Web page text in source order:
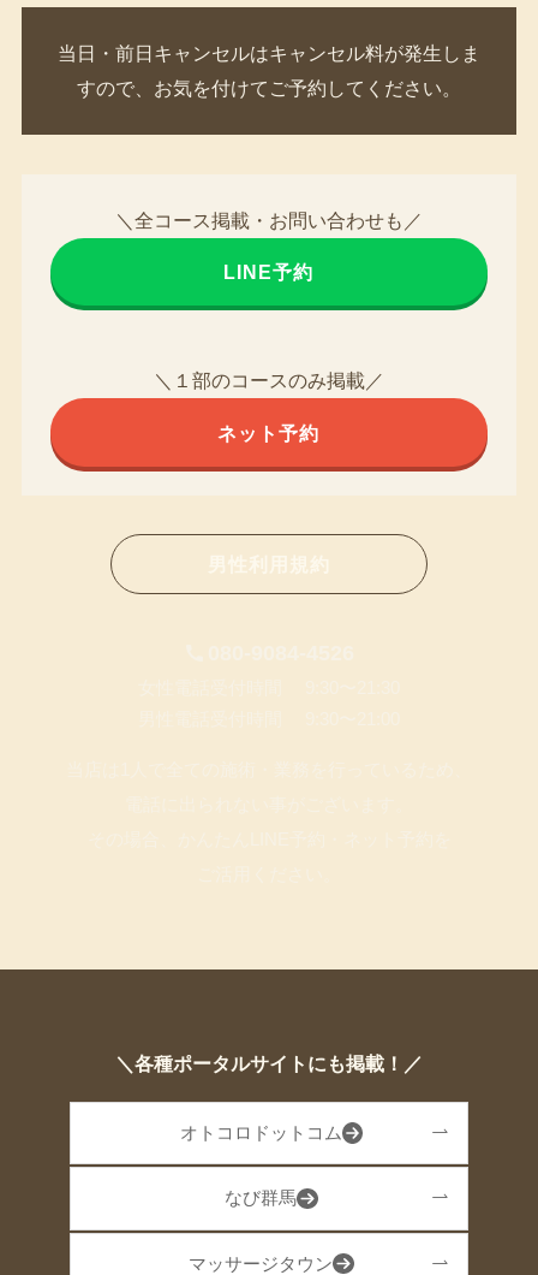
当日・前日キャンセルはキャンセル料が発生しま
すので、お気を付けてご予約してください。
＼全コース掲載・お問い合わせも／
LINE予約
＼１部のコースのみ掲載／
ネット予約
男性利用規約
＼各種ポータルサイトにも掲載！／
オトコロドットコム
なび群馬
マッサージタウン